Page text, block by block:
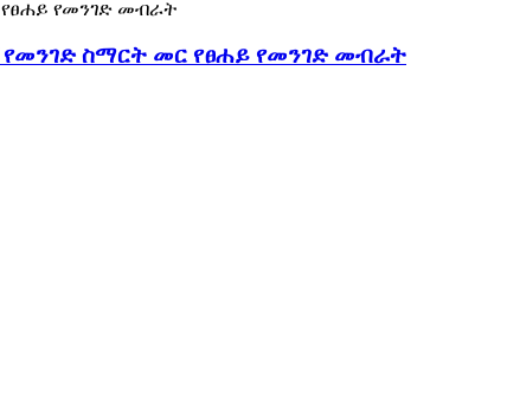
የመንገድ ስማርት መር የፀሐይ የመንገድ መብራት